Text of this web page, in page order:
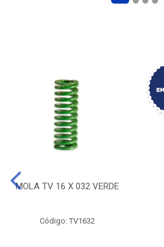
MOLA TV 16 X 032 VERDE
Código: TV1632